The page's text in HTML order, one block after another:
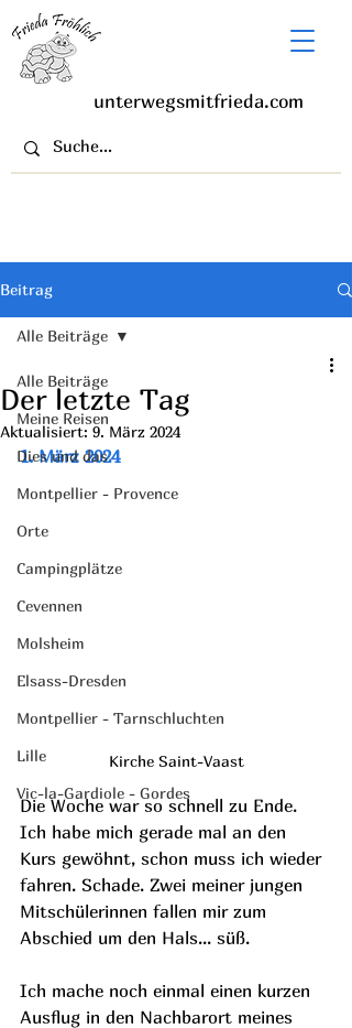
unterwegsmitfrieda.com
Beitrag
Alle Beiträge
Meine Reisen
Dies und das
Montpellier - Provence
Orte
Campingplätze
Cevennen
Molsheim
Elsass-Dresden
Montpellier - Tarnschluchten
Lille
Vic-la-Gardiole - Gordes
Alle Beiträge
Der letzte Tag
Aktualisiert: 9. März 2024
1. März 2024
Kirche Saint-Vaast
Die Woche war so schnell zu Ende.
Ich habe mich gerade mal an den
Kurs gewöhnt, schon muss ich wieder
fahren. Schade. Zwei meiner jungen
Mitschülerinnen fallen mir zum
Abschied um den Hals... süß.
Ich mache noch einmal einen kurzen
Ausflug in den Nachbarort meines